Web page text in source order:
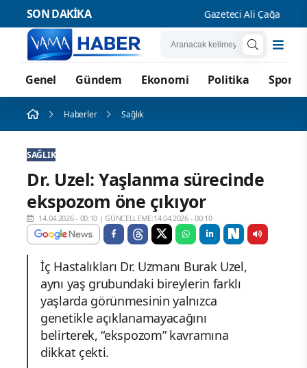
SON DAKİKA Gazeteci Ali Çağatay
Genel Gündem Ekonomi Politika Spor
Haberler Sağlık
SAĞLIK
Dr. Uzel: Yaşlanma sürecinde
ekspozom öne çıkıyor
14.04.2026 - 00:10 |GÜNCELLEME:14.04.2026 - 00:10
İç Hastalıkları Dr. Uzmanı Burak Uzel,
aynı yaş grubundaki bireylerin farklı
yaşlarda görünmesinin yalnızca
genetikle açıklanamayacağını
belirterek, “ekspozom” kavramına
dikkat çekti.